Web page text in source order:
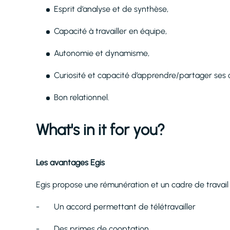
Esprit d’analyse et de synthèse,
Capacité à travailler en équipe,
Autonomie et dynamisme,
Curiosité et capacité d’apprendre/partager ses
Bon relationnel.
What's in it for you?
Les avantages Egis
Egis propose une rémunération et un cadre de
- Un accord permettant de télétravailler